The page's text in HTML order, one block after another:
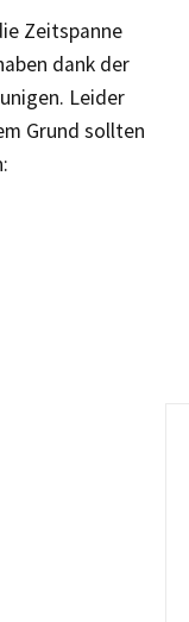
Zeitspanne
dank der
Leider
Grund sollten